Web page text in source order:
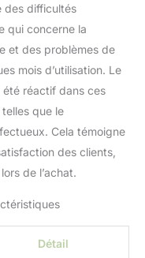
pour
vous puissiez
fonctionner
diffuseur à vos
jour ou sur
jours que
choisissez. Il
de
l'application
créer et
vos
des difficultés
qui concerne la
et des problèmes de
mois d’utilisation. Le
réactif dans ces
que le
Cela témoigne
des clients,
de l’achat.
Détail